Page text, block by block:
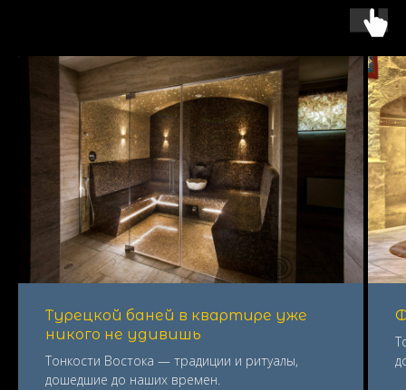
Турецкой баней в квартире уже
никого не удивишь
Тонкости Востока — традиции и ритуалы,
дошедшие до наших времен.